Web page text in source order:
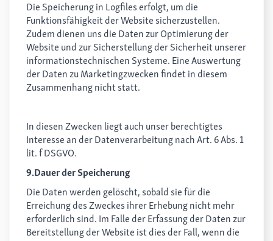
Die Speicherung in Logfiles erfolgt, um die
Funktionsfähigkeit der Website sicherzustellen.
Zudem dienen uns die Daten zur Optimierung der
Website und zur Sicherstellung der Sicherheit unserer
informationstechnischen Systeme. Eine Auswertung
der Daten zu Marketingzwecken findet in diesem
Zusammenhang nicht statt.
In diesen Zwecken liegt auch unser berechtigtes
Interesse an der Datenverarbeitung nach Art. 6 Abs. 1
lit. f DSGVO.
9.Dauer der Speicherung
Die Daten werden gelöscht, sobald sie für die
Erreichung des Zweckes ihrer Erhebung nicht mehr
erforderlich sind. Im Falle der Erfassung der Daten zur
Bereitstellung der Website ist dies der Fall, wenn die